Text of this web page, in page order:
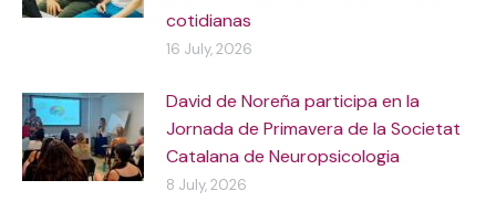
cotidianas
16 July, 2026
David de Noreña participa en la
Jornada de Primavera de la Societat
Catalana de Neuropsicologia
8 July, 2026